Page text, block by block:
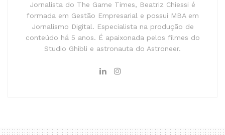
Jornalista do The Game Times, Beatriz Chiessi é
formada em Gestão Empresarial e possui MBA em
Jornalismo Digital. Especialista na produção de
conteúdo há 5 anos. É apaixonada pelos filmes do
Studio Ghibli e astronauta do Astroneer.